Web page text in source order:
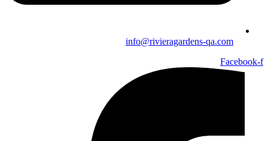
info@rivieragardens-qa.com
Facebook-f